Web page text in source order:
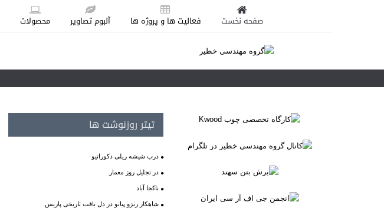
صفحه نخست فعالیت ها و پروژه ها آلبوم تصاویر محصولات
تیتر روزنوشت ها
درب شیشه ریلی دکوراتیو
در تجلیل روز معمار
ناکجا آباد
شاهکار رنزو پیانو در دل بافت تاریخی پاریس